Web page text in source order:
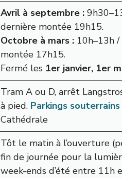
Avril à septembre :
dernière montée 19h15.
Octobre à mars : 10h–13h
montée 17h15.
Fermé les 1er janvier, 1er
Tram A ou D, arrêt
à pied. Parkings souterrains
Cathédrale
Tôt le matin à l’ouverture
fin de journée pour la
week-ends d’été entre 11h